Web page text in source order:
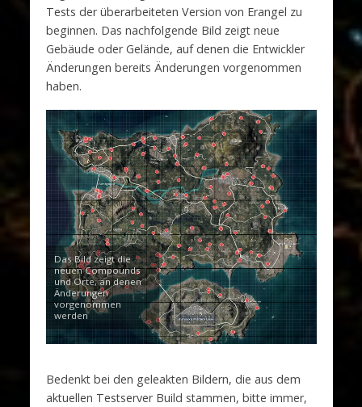
Tests der überarbeiteten Version von Erangel zu
beginnen. Das nachfolgende Bild zeigt neue
Gebäude oder Gelände, auf denen die Entwickler
Änderungen bereits Änderungen vorgenommen
haben.
Das Bild zeigt die
neuen Compounds
und Orte, an denen
Änderungen
vorgenommen
werden
Bedenkt bei den geleakten Bildern, die aus dem
aktuellen Testserver Build stammen, bitte immer,